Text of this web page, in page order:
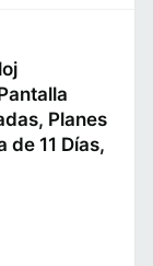
Planes
de 11 Días,